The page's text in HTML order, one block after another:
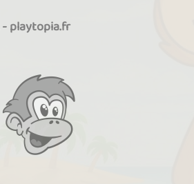
-playtopia.fr